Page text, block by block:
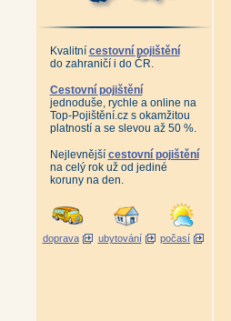
Kvalitní cestovní pojištění
do zahraničí i do ČR.
Cestovní pojištění
jednoduše, rychle a online na
Top-Pojištění.cz s okamžitou
platností a se slevou až 50 %.
Nejlevnější cestovní pojištění
na celý rok už od jediné
koruny na den.
doprava ubytování počasí